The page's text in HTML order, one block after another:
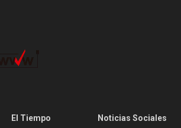
El Tiempo
Noticias Sociales